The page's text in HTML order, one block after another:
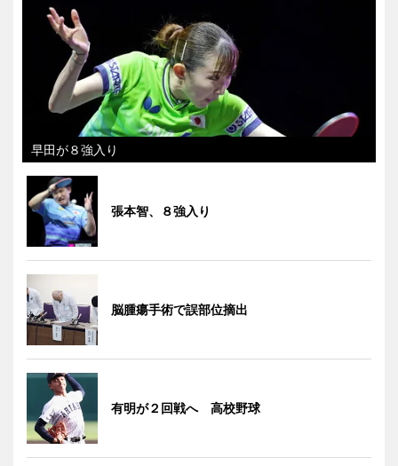
早田が８強入り
張本智、８強入り
脳腫瘍手術で誤部位摘出
有明が２回戦へ 高校野球